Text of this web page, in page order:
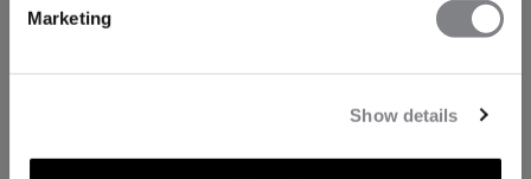
Marketing
Show details